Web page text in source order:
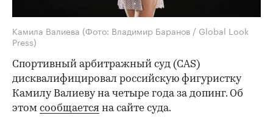
Камила Валиева (Фото: Владимир Баранов / Global Look
Press)
Спортивный арбитражный суд (CAS)
дисквалифицировал российскую фигуристку
Камилу Валиеву на четыре года за допинг. Об
этом сообщается на сайте суда.